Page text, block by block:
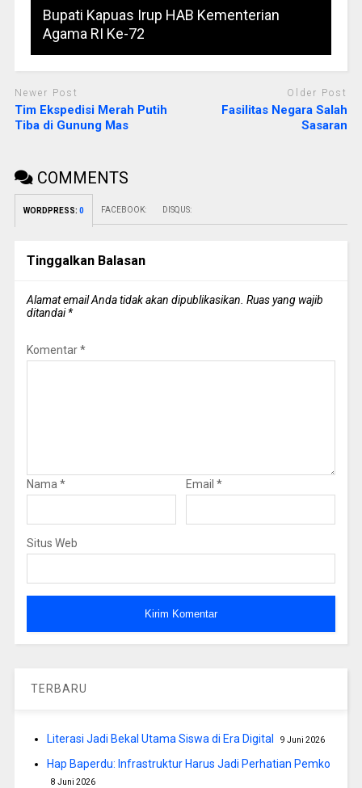
Bupati Kapuas Irup HAB Kementerian
Agama RI Ke-72
Newer Post
Tim Ekspedisi Merah Putih
Tiba di Gunung Mas
Older Post
Fasilitas Negara Salah
Sasaran
COMMENTS
WORDPRESS: 0 FACEBOOK: DISQUS:
Tinggalkan Balasan
Alamat email Anda tidak akan dipublikasikan. Ruas yang wajib
ditandai*
Komentar*
Nama * Email *
Situs Web
TERBARU
Literasi Jadi Bekal Utama Siswa di Era Digital 9 Juni 2026
Hap Baperdu: Infrastruktur Harus Jadi Perhatian Pemko
8 Juni 2026